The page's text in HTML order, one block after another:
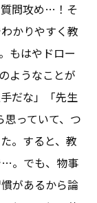
問攻め…！そ
かりやすく教
もはやドロー
ようなことが
だな」「先生
思っていて、つ
。すると、教
…。でも、物事
があるから論